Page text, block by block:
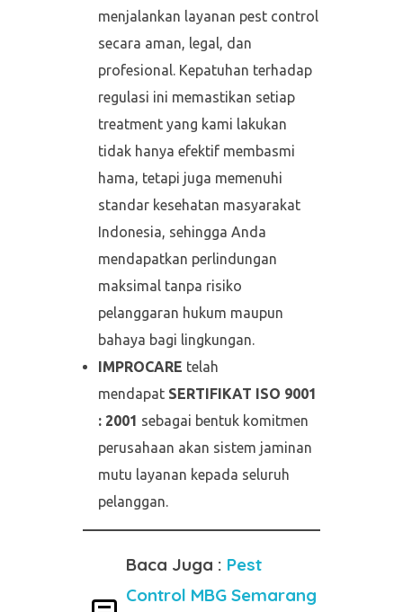
menjalankan layanan pest control
secara aman, legal, dan
profesional. Kepatuhan terhadap
regulasi ini memastikan setiap
treatment yang kami lakukan
tidak hanya efektif membasmi
hama, tetapi juga memenuhi
standar kesehatan masyarakat
Indonesia, sehingga Anda
mendapatkan perlindungan
maksimal tanpa risiko
pelanggaran hukum maupun
bahaya bagi lingkungan.
IMPROCARE telah
mendapat SERTIFIKAT ISO 9001
: 2001 sebagai bentuk komitmen
perusahaan akan sistem jaminan
mutu layanan kepada seluruh
pelanggan.
Baca Juga : Pest
Control MBG Semarang